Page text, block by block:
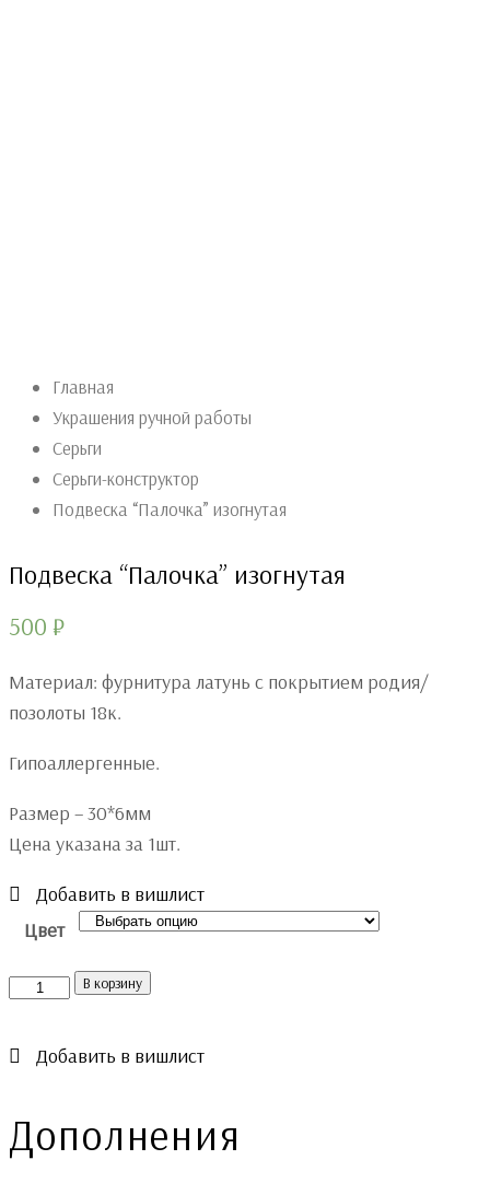
Главная
Украшения ручной работы
Серьги
Серьги-конструктор
Подвеска “Палочка” изогнутая
Подвеска “Палочка” изогнутая
500 ₽
Материал: фурнитура латунь с покрытием родия/
позолоты 18к.
Гипоаллергенные.
Размер – 30*6мм
Цена указана за 1шт.
Добавить в вишлист
Цвет
КоличествоВ корзину
Добавить в вишлист
Дополнения